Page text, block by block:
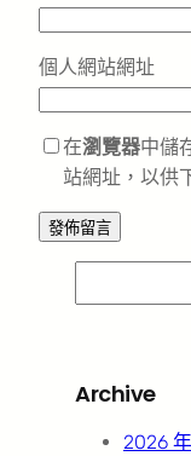
個人網站網址
在瀏覽器中儲
站網址，以供
e
c
Archive
2026